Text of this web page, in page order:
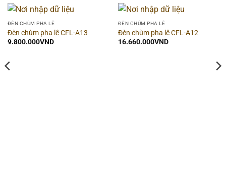
ĐÈN CHÙM PHA LÊ
Đèn chùm pha lê CFL-A13
9.800.000VND
ĐÈN CHÙM PHA LÊ
Đèn chùm pha lê CFL-A12
16.660.000VND